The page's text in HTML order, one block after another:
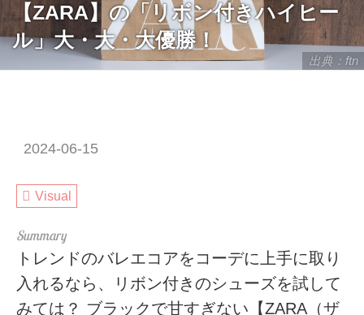
出典：ftn
【ZARA】の「リボン付きハイヒー
ル」大・大・大優勝！
2024-06-15
Visual
トレンドのバレエコアをコーデに上手に取り
入れるなら、リボン付きのシューズを試して
みては？ ブラックで甘すぎない【ZARA（ザ